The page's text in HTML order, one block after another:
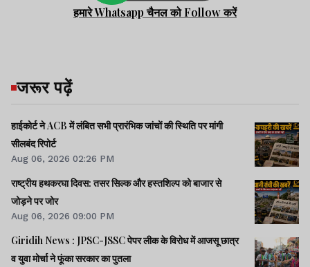
हमारे Whatsapp चैनल को Follow करें
जरूर पढ़ें
हाईकोर्ट ने ACB में लंबित सभी प्रारंभिक जांचों की स्थिति पर मांगी
सीलबंद रिपोर्ट
Aug 06, 2026 02:26 PM
राष्ट्रीय हथकरघा दिवस: तसर सिल्क और हस्तशिल्प को बाजार से
जोड़ने पर जोर
Aug 06, 2026 09:00 PM
Giridih News : JPSC-JSSC पेपर लीक के विरोध में आजसू छात्र
व युवा मोर्चा ने फूंका सरकार का पुतला